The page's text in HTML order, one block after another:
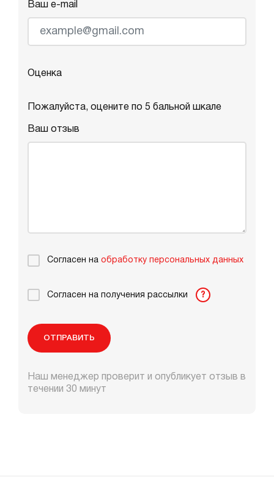
Ваш e-mail
Оценка
Пожалуйста, оцените по 5 бальной шкале
Ваш отзыв
Согласен на обработку персональных данных
Согласен на получения рассылки ?
ОТПРАВИТЬ
Наш менеджер проверит и опубликует отзыв в
течении 30 минут